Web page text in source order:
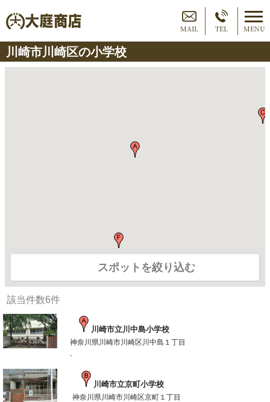
MAIL TEL MENU
川崎市川崎区の小学校
スポットを絞り込む
該当件数6件
川崎市立川中島小学校
神奈川県川崎市川崎区川中島１丁目
-
川崎市立京町小学校
神奈川県川崎市川崎区京町１丁目